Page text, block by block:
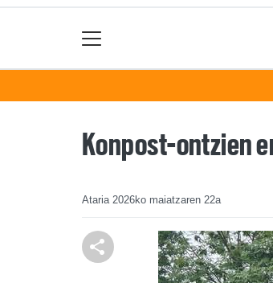
Konpost-ontzien
Ataria 2026ko maiatzaren 22a